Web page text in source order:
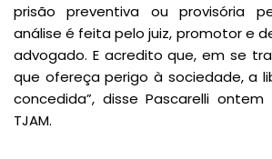
prisão preventiva ou provisória
análise é feita pelo juiz, promotor e
advogado. E acredito que, em se
que ofereça perigo à sociedade, a
concedida”, disse Pascarelli
TJAM.